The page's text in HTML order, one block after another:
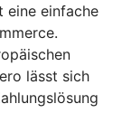
eine einfache
lässt sich